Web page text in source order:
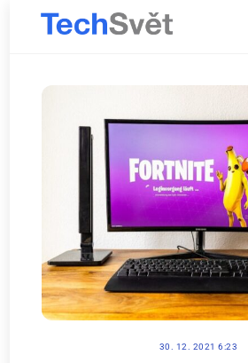
30. 12. 2021 6:23